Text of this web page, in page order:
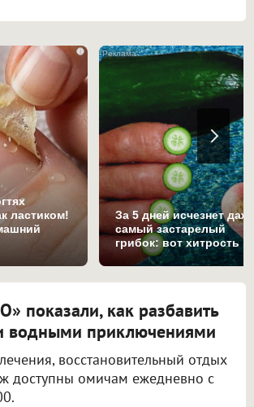
i
ластиком!
За 5 дней исчезнет
самый застарелый
грибок: вот хитрость
показали, как разбавить
водными приключениями
восстановительный отдых
доступны омичам ежедневно с